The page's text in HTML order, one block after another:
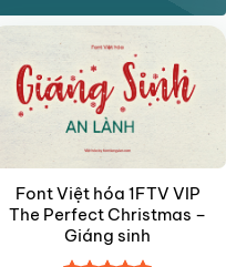
Font Việt hóa 1FTV VIP
The Perfect Christmas –
Giáng sinh